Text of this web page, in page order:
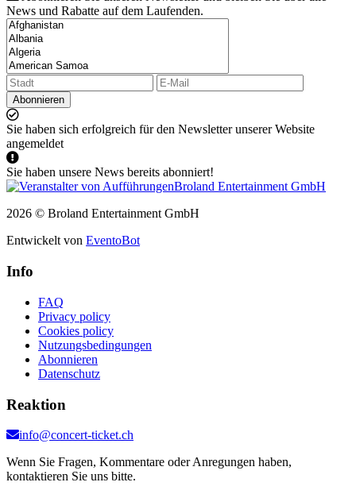
News und Rabatte auf dem Laufenden.
Abonnieren
Sie haben sich erfolgreich für den Newsletter unserer Website
angemeldet
Sie haben unsere News bereits abonniert!
2026 © Broland Entertainment GmbH
Entwickelt von EventoBot
Info
FAQ
Privacy policy
Cookies policy
Nutzungsbedingungen
Abonnieren
Datenschutz
Reaktion
info@concert-ticket.ch
Wenn Sie Fragen, Kommentare oder Anregungen haben,
kontaktieren Sie uns bitte.